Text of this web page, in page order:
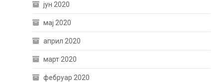
јун 2020
мај 2020
април 2020
март 2020
фебруар 2020